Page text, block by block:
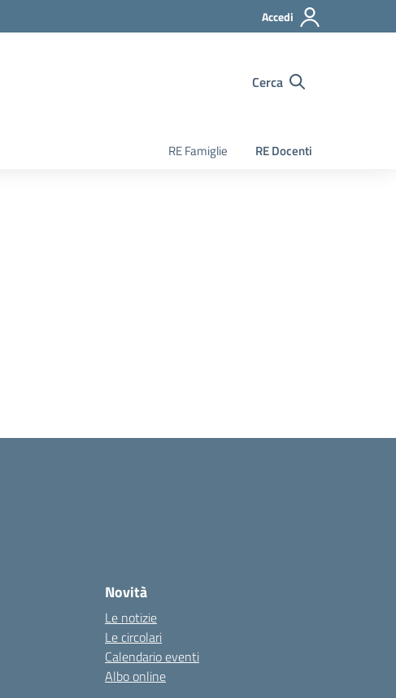
Accedi
Cerca
RE Famiglie RE Docenti
Novità
Le notizie
Le circolari
Calendario eventi
Albo online